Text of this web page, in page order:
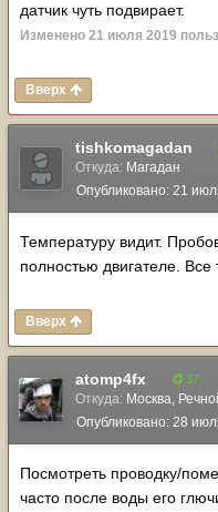
датчик чуть подвирает.
Изменено 21 июля 2019
Вверх
tishkomagadan
Откуда: Магадан
Опубликовано: 21
Температуру видит.
полностью двигателе. Все
Вверх
atomp4fx 37
Откуда: Москва,
Опубликовано: 28
Посмотреть проводку/
часто после воды его